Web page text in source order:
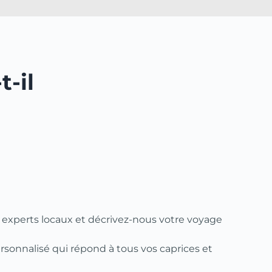
il
experts locaux et décrivez-nous votre voyage
qui répond à tous vos caprices et